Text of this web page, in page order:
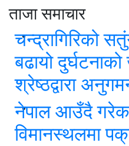
ताजा समाचार
चन्द्रागिरिको
बढायो
श्रेष्ठद्वारा
नेपाल आउँदै
विमानस्थलमा